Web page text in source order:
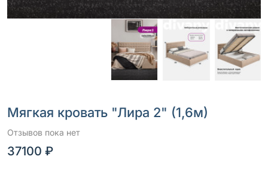
Мягкая кровать "Лира 2" (1,6м)
Отзывов пока нет
37100 ₽